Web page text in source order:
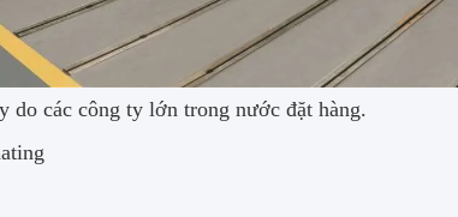
do các công ty lớn trong nước đặt hàng.